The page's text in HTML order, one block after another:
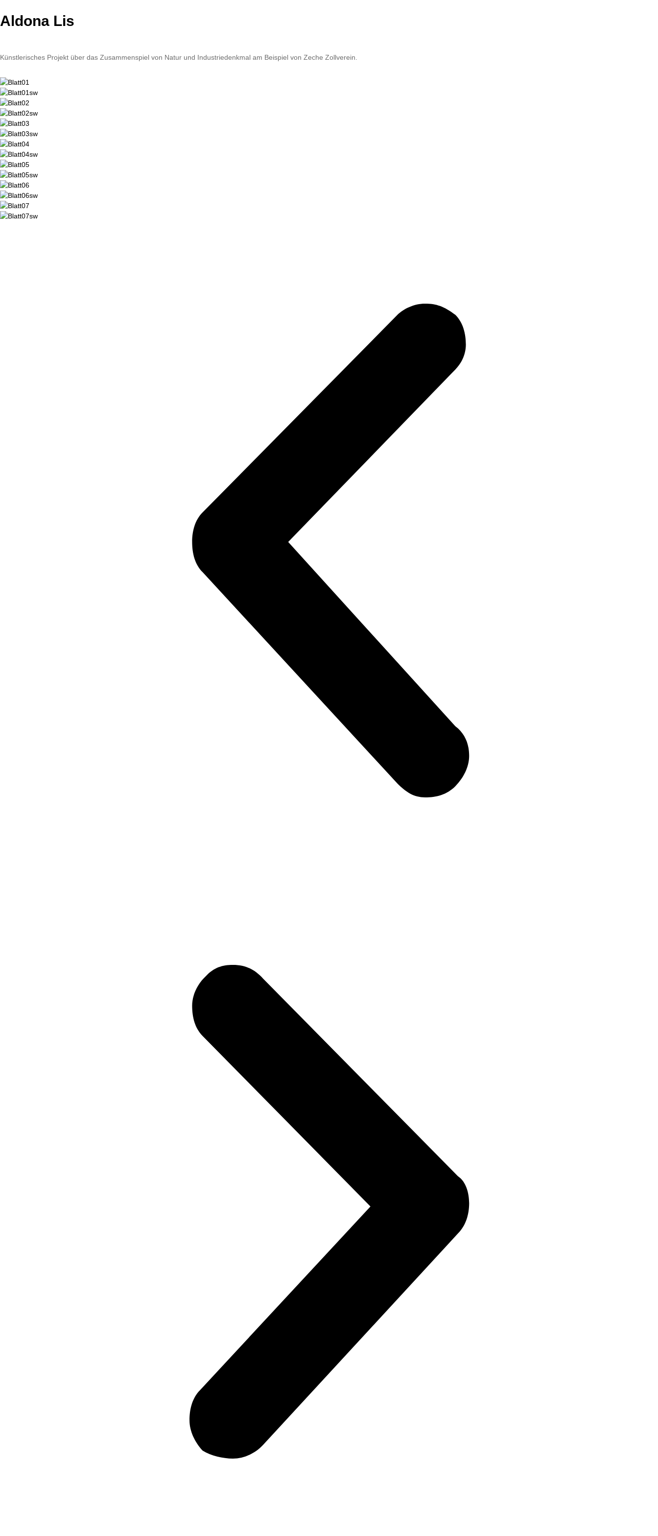
Aldona Lis
Künstlerisches Projekt über das Zusammenspiel von Natur und Industriedenkmal am Beispiel von Zeche Zollverein.